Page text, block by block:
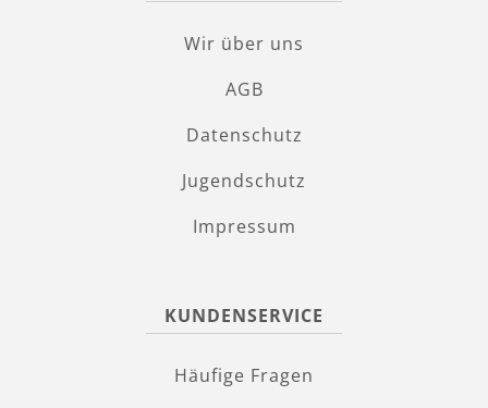
Wir über uns
AGB
Datenschutz
Jugendschutz
Impressum
KUNDENSERVICE
Häufige Fragen